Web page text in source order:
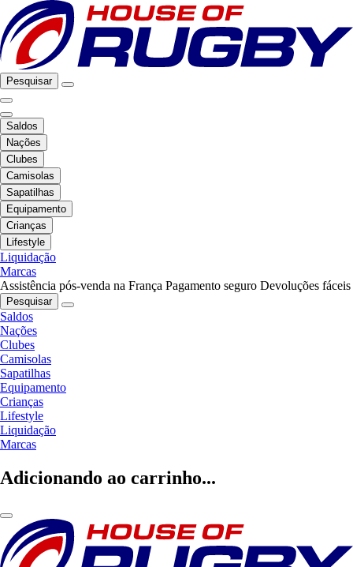
Pesquisar
Saldos
Nações
Clubes
Camisolas
Sapatilhas
Equipamento
Crianças
Lifestyle
Liquidação
Marcas
Assistência pós-venda na França Pagamento seguro Devoluções fáceis
Pesquisar
Saldos
Nações
Clubes
Camisolas
Sapatilhas
Equipamento
Crianças
Lifestyle
Liquidação
Marcas
Adicionando ao carrinho...